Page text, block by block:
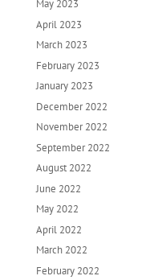
May 2023
April 2023
March 2023
February 2023
January 2023
December 2022
November 2022
September 2022
August 2022
June 2022
May 2022
April 2022
March 2022
February 2022